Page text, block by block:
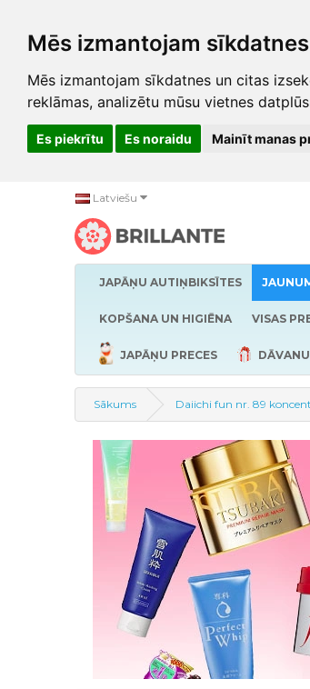
Mēs izmantojam sīkdatnes
Mēs izmantojam sīkdatnes un citas
reklāmas, analizētu mūsu vietnes
Es piekrītu Es noraidu Mainīt manas
Latviešu
JAPĀŅU AUTIŅBIKSĪTES
KOPŠANA UN HIGIĒNA VISAS
JAPĀŅU PRECES
Sākums Daiichi fun nr. 89